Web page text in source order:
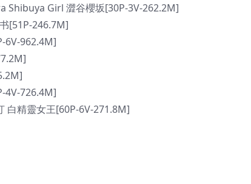
Shibuya Girl 澀谷櫻坂[30P-3V-262.2M]
[51P-246.7M]
6V-962.4M]
4V-726.4M]
白精靈女王[60P-6V-271.8M]